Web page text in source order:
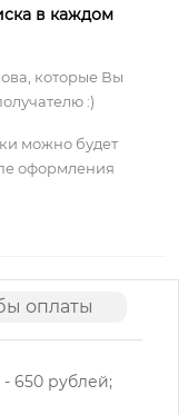
в каждом
которые Вы
:)
можно будет
оформления
оплаты
650 рублей;